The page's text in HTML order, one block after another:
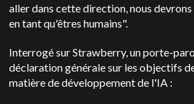
aller dans cette direction, nous
en tant qu'êtres humains".
Interrogé sur Strawberry, un porte-
déclaration générale sur les objectifs
matière de développement de l'IA :